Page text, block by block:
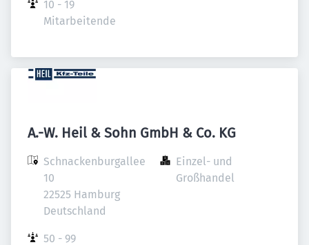
10 - 19
Mitarbeitende
A.-W. Heil & Sohn GmbH & Co. KG
Schnackenburgallee
10
22525 Hamburg
Deutschland
Einzel- und
Großhandel
50 - 99